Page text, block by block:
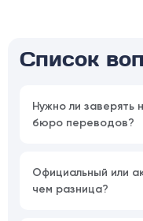
Список
Нужно ли заверять
бюро переводов?
Официальный или
чем разница?